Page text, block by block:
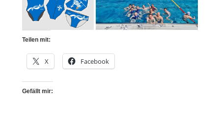
Teilen mit:
X Facebook
Gefällt mir: